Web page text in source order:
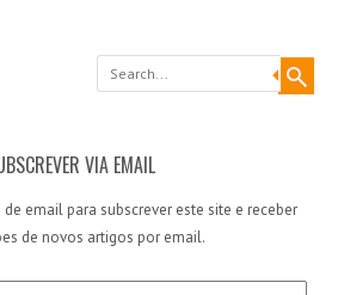
Search
VIA EMAIL
email para subscrever este site e receber
de novos artigos por email.